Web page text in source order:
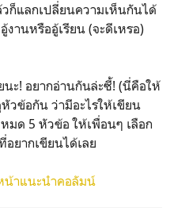
วก็แลกเปลี่ยนความเห็นกันได้
งานหรืออู้เรียน (จะดีเหรอ)
ะ! อยากอ่านกันล่ะซี้! (นี่คือให้
วข้อกัน ว่ามีอะไรให้เขียน
มด 5 หัวข้อ ให้เพื่อนๆ เลือก
อยากเขียนได้เลย
น้าแนะนำคอลัมน์